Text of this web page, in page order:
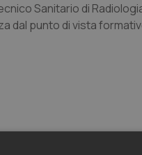
Sanitario di
dal punto di vista